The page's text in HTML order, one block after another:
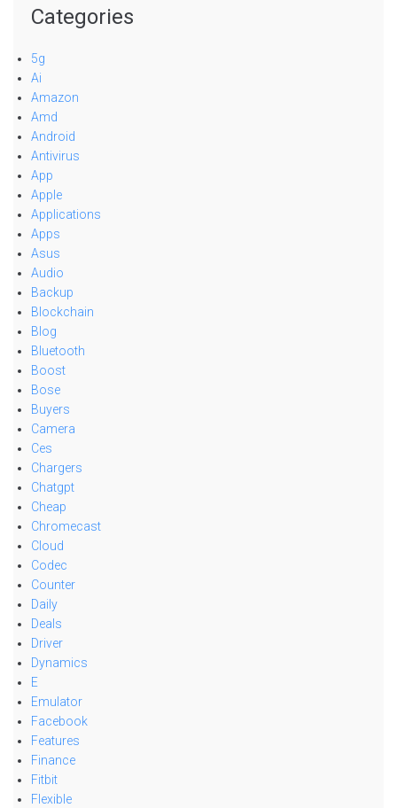
Categories
5g
Ai
Amazon
Amd
Android
Antivirus
App
Apple
Applications
Apps
Asus
Audio
Backup
Blockchain
Blog
Bluetooth
Boost
Bose
Buyers
Camera
Ces
Chargers
Chatgpt
Cheap
Chromecast
Cloud
Codec
Counter
Daily
Deals
Driver
Dynamics
E
Emulator
Facebook
Features
Finance
Fitbit
Flexible